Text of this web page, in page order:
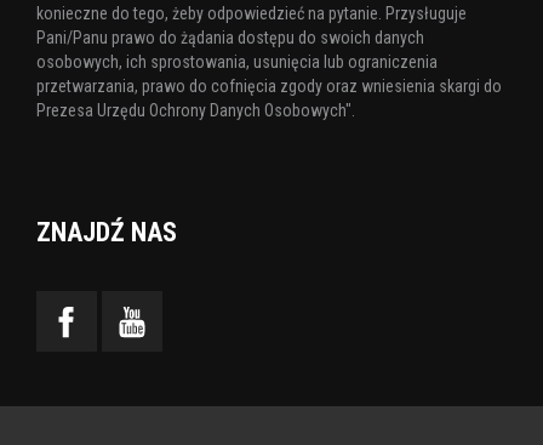
konieczne do tego, żeby odpowiedzieć na pytanie. Przysługuje
Pani/Panu prawo do żądania dostępu do swoich danych
osobowych, ich sprostowania, usunięcia lub ograniczenia
przetwarzania, prawo do cofnięcia zgody oraz wniesienia skargi do
Prezesa Urzędu Ochrony Danych Osobowych".
ZNAJDŹ NAS